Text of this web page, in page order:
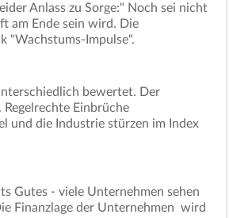
Anlass zu Sorge:" Noch sei nicht
am Ende sein wird. Die
"Wachstums-Impulse".
bewertet. Der
Einbrüche
und die Industrie stürzen im Index
Gutes - viele Unternehmen sehen
Finanzlage der Unternehmen wird